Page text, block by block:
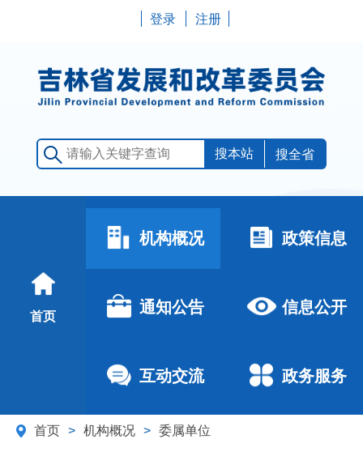
登录 注册
搜全省
首页
机构概况 政策信息
通知公告 信息公开
互动交流 政务服务
首页 > 机构概况 > 委属单位